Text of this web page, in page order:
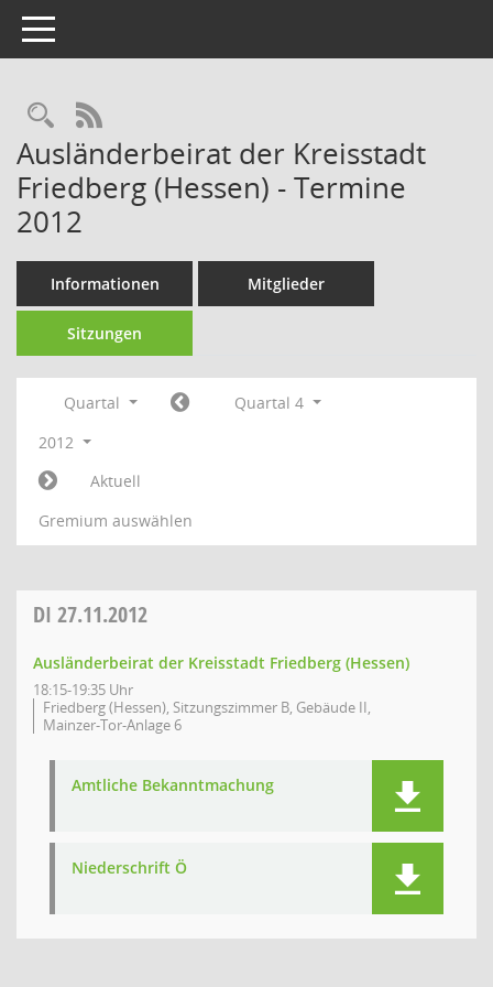
Toggle navigation
Rechercheauswahl
RSS-Feed
Ausländerbeirat der Kreisstadt
Friedberg (Hessen) - Termine
2012
Informationen Mitglieder
Sitzungen
Quartal
Quartal 4
2012
Aktuell
Gremium auswählen
DI 27.11.2012
Ausländerbeirat der Kreisstadt Friedberg (Hessen)
18:15-19:35 Uhr
Friedberg (Hessen), Sitzungszimmer B, Gebäude II,
Mainzer-Tor-Anlage 6
Amtliche Bekanntmachung
Niederschrift Ö